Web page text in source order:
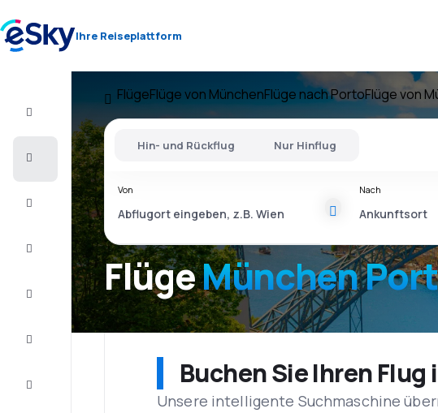
Ihre Reiseplattform
Kurzurlaub
FlügeFlüge von MünchenFlüge nach PortoFlüge von
FlügeMünchen
Hin- und Rückflug Nur Hinflug
Von Nach
Buchen Sie Ihren
Unsere intelligente Suchmaschine